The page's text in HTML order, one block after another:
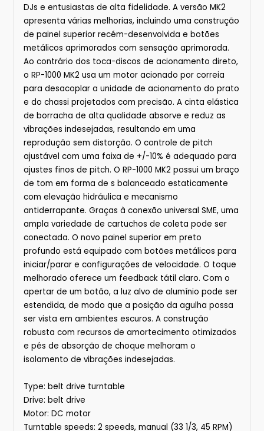
DJs e entusiastas de alta fidelidade. A versão MK2
apresenta várias melhorias, incluindo uma construção
de painel superior recém-desenvolvida e botões
metálicos aprimorados com sensação aprimorada.
Ao contrário dos toca-discos de acionamento direto,
o RP-1000 MK2 usa um motor acionado por correia
para desacoplar a unidade de acionamento do prato
e do chassi projetados com precisão. A cinta elástica
de borracha de alta qualidade absorve e reduz as
vibrações indesejadas, resultando em uma
reprodução sem distorção. O controle de pitch
ajustável com uma faixa de +/-10% é adequado para
ajustes finos de pitch. O RP-1000 MK2 possui um braço
de tom em forma de s balanceado estaticamente
com elevação hidráulica e mecanismo
antiderrapante. Graças à conexão universal SME, uma
ampla variedade de cartuchos de coleta pode ser
conectada. O novo painel superior em preto
profundo está equipado com botões metálicos para
iniciar/parar e configurações de velocidade. O toque
melhorado oferece um feedback tátil claro. Com o
apertar de um botão, a luz alvo de alumínio pode ser
estendida, de modo que a posição da agulha possa
ser vista em ambientes escuros. A construção
robusta com recursos de amortecimento otimizados
e pés de absorção de choque melhoram o
isolamento de vibrações indesejadas.
Type: belt drive turntable
Drive: belt drive
Motor: DC motor
Turntable speeds: 2 speeds, manual (33 1/3, 45 RPM)